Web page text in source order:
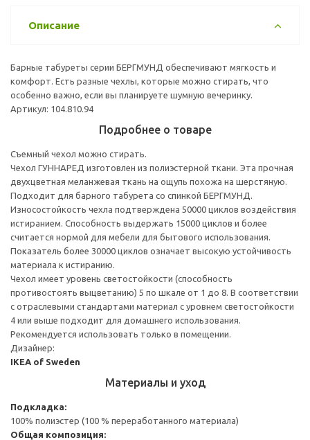
Описание
Барные табуреты серии БЕРГМУНД обеспечивают мягкость и
комфорт. Есть разные чехлы, которые можно стирать, что
особенно важно, если вы планируете шумную вечеринку.
Артикул: 104.810.94
Подробнее о товаре
Съемный чехол можно стирать.
Чехол ГУННАРЕД изготовлен из полиэстерной ткани. Эта прочная
двухцветная меланжевая ткань на ощупь похожа на шерстяную.
Подходит для барного табурета со спинкой БЕРГМУНД.
Износостойкость чехла подтверждена 50000 циклов воздействия
истиранием. Способность выдержать 15000 циклов и более
считается нормой для мебели для бытового использования.
Показатель более 30000 циклов означает высокую устойчивость
материала к истиранию.
Чехол имеет уровень светостойкости (способность
противостоять выцветанию) 5 по шкале от 1 до 8. В соответствии
с отраслевыми стандартами материал с уровнем светостойкости
4 или выше подходит для домашнего использования.
Рекомендуется использовать только в помещении.
Дизайнер:
IKEA of Sweden
Материалы и уход
Подкладка:
100% полиэстер (100 % переработанного материала)
Общая композиция: